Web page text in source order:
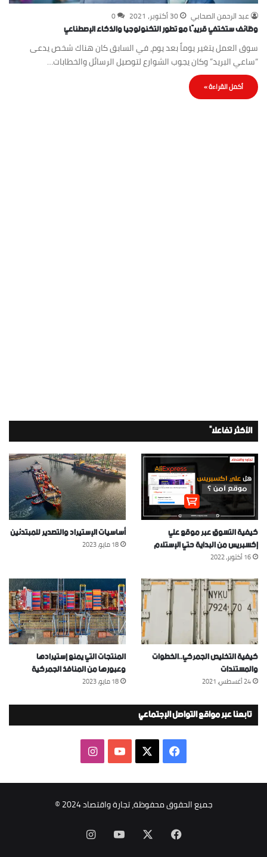
عبد الرحمن الصحابي 30 أكتوبر، 2021 0
وظائف ستختفي قريبًا مع تطور التكنولوجيا والذكاء الإصطناعي
سوق العمل يتغير يوماً بعد يوم، في السابق كان هناك شخص يدعى
“ساعي البريد” وكان يجوب الشوارع لتوصيل الرسائل والخطابات…
أكمل القراءة »
الأكثر تفاعلاً
كيفية التسوق عبر موقع علي
إكسبريس من البداية حتي الإستلام
16 أكتوبر، 2022
أساسيات الإستيراد والتصدير للمبتدئين
18 مايو، 2023
كيفية التخليص الجمركي..الخطوات
والمستندات
24 أغسطس، 2021
المنتجات التي يمنع إستيرادها
وعبورها من المنافذ الجمركية
18 مايو، 2023
تابعنا عبر مواقع التواصل الإجتماعي
فيسبوك ‫YouTubeانستقرام
جميع الحقوق محفوظة، تجارة واقتصاد 2024 ©
فيسبوك ‫YouTubeانستقرام